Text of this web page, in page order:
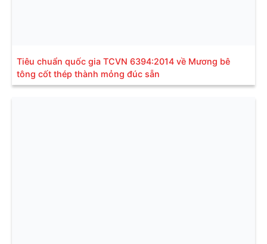
Tiêu chuẩn quốc gia TCVN 6394:2014 về Mương bê
tông cốt thép thành mỏng đúc sẵn